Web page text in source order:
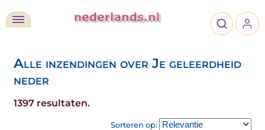
Alle inzendingen over Je geleerdheid
neder
1397 resultaten.
Sorteren op: